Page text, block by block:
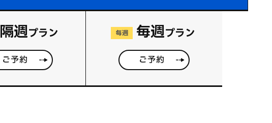
隔週プラン
ご予約
毎週 毎週プラン
ご予約